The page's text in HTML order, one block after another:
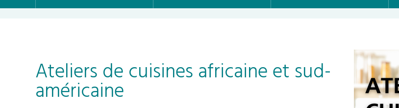
Ateliers de cuisines africaine et sud-
américaine